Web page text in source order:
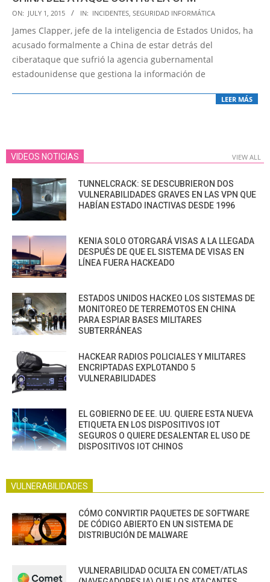
2015-
07-
01
ON: JULY 1, 2015 IN: INCIDENTES, SEGURIDAD INFORMÁTICA
James Clapper, jefe de la inteligencia de Estados Unidos, ha
acusado formalmente a China de estar detrás del
ciberataque que sufrió la agencia gubernamental
estadounidense que gestiona la información de
LEER MÁS
VIDEOS NOTICIAS VIEW ALL
TUNNELCRACK: SE DESCUBRIERON DOS
VULNERABILIDADES GRAVES EN LAS VPN QUE
HABÍAN ESTADO INACTIVAS DESDE 1996
KENIA SOLO OTORGARÁ VISAS A LA LLEGADA
DESPUÉS DE QUE EL SISTEMA DE VISAS EN
LÍNEA FUERA HACKEADO
ESTADOS UNIDOS HACKEO LOS SISTEMAS DE
MONITOREO DE TERREMOTOS EN CHINA
PARA ESPIAR BASES MILITARES
SUBTERRÁNEAS
HACKEAR RADIOS POLICIALES Y MILITARES
ENCRIPTADAS EXPLOTANDO 5
VULNERABILIDADES
EL GOBIERNO DE EE. UU. QUIERE ESTA NUEVA
ETIQUETA EN LOS DISPOSITIVOS IOT
SEGUROS O QUIERE DESALENTAR EL USO DE
DISPOSITIVOS IOT CHINOS
VULNERABILIDADES
CÓMO CONVIRTIR PAQUETES DE SOFTWARE
DE CÓDIGO ABIERTO EN UN SISTEMA DE
DISTRIBUCIÓN DE MALWARE
VULNERABILIDAD OCULTA EN COMET/ATLAS